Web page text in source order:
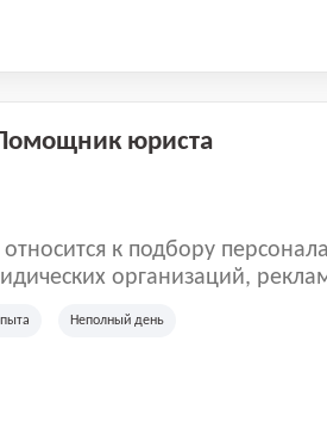
кормов и собственные
юриста
к подбору
организаций,
Неполный день